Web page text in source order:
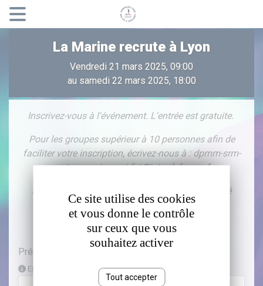
La Marine recrute à Lyon
​Vendredi 21 mars 2025, 09:00
au samedi 22 mars 2025, 18:00
Inscrivez-vous à l'événement. L'entrée est gratuite.
Pour les groupes supérieur à 10 personnes afin de
faciliter votre inscription, écrivez-nous à : dpmm-srm-
centre.recrutement.fct@intradef.gouv.fr
Pour des raisons de sécurité, une pièce d'identité
pourra vous être demandée.
Prénom *
Ex : Gabriel
Panneau de gestion des cookies
Ce site utilise des cookies
et vous donne le contrôle
sur ceux que vous
souhaitez activer
Tout accepter